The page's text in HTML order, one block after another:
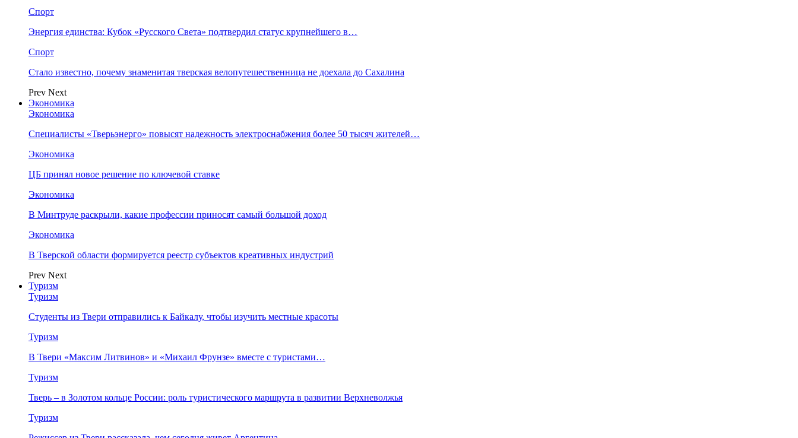
Спорт
Энергия единства: Кубок «Русского Света» подтвердил статус крупнейшего в…
Спорт
Стало известно, почему знаменитая тверская велопутешественница не доехала до Сахалина
Prev Next
Экономика
Экономика
Специалисты «Тверьэнерго» повысят надежность электроснабжения более 50 тысяч жителей…
Экономика
ЦБ принял новое решение по ключевой ставке
Экономика
В Минтруде раскрыли, какие профессии приносят самый большой доход
Экономика
В Тверской области формируется реестр субъектов креативных индустрий
Prev Next
Туризм
Туризм
Студенты из Твери отправились к Байкалу, чтобы изучить местные красоты
Туризм
В Твери «Максим Литвинов» и «Михаил Фрунзе» вместе с туристами…
Туризм
Тверь – в Золотом кольце России: роль туристического маршрута в развитии Верхневолжья
Туризм